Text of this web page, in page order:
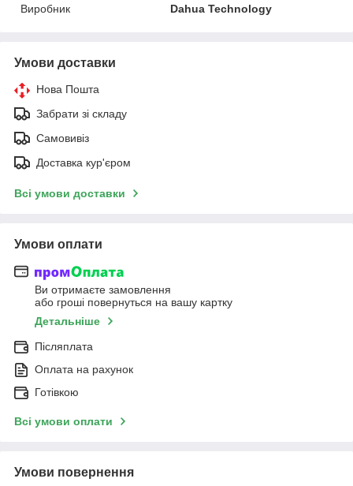
Виробник
Dahua Technology
Умови доставки
Нова Пошта
Забрати зі складу
Самовивіз
Доставка кур'єром
Всі умови доставки
Умови оплати
Ви отримаєте замовлення
або гроші повернуться на вашу картку
Детальніше
Післяплата
Оплата на рахунок
Готівкою
Всі умови оплати
Умови повернення